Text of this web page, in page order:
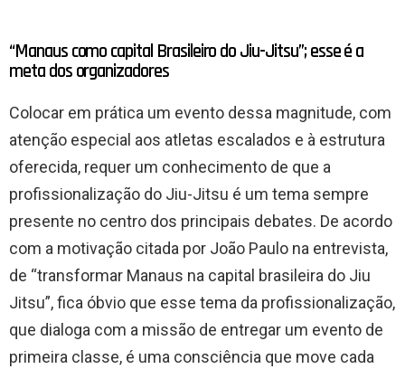
“Manaus como capital Brasileiro do Jiu-Jitsu”; esse é a
meta dos organizadores
Colocar em prática um evento dessa magnitude, com
atenção especial aos atletas escalados e à estrutura
oferecida, requer um conhecimento de que a
profissionalização do Jiu-Jitsu é um tema sempre
presente no centro dos principais debates. De acordo
com a motivação citada por João Paulo na entrevista,
de “transformar Manaus na capital brasileira do Jiu
Jitsu”, fica óbvio que esse tema da profissionalização,
que dialoga com a missão de entregar um evento de
primeira classe, é uma consciência que move cada